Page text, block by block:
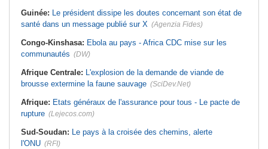
Guinée: Le président dissipe les doutes concernant son état de
santé dans un message publié sur X (Agenzia Fides)
Congo-Kinshasa: Ebola au pays - Africa CDC mise sur les
communautés (DW)
Afrique Centrale: L'explosion de la demande de viande de
brousse extermine la faune sauvage (SciDev.Net)
Afrique: Etats généraux de l'assurance pour tous - Le pacte de
rupture (Lejecos.com)
Sud-Soudan: Le pays à la croisée des chemins, alerte
l'ONU (RFI)